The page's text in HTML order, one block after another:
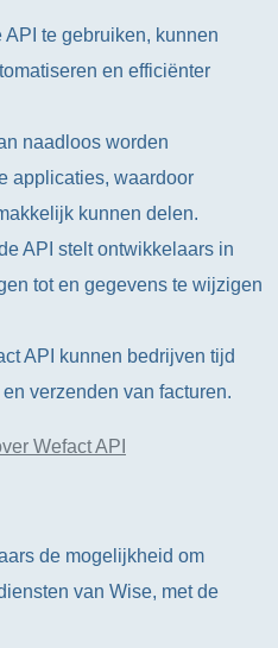
te gebruiken, kunnen
en efficiënter
naadloos worden
applicaties, waardoor
kunnen delen.
API stelt ontwikkelaars in
tot en gegevens te wijzigen
API kunnen bedrijven tijd
verzenden van facturen.
Wefact API
de mogelijkheid om
van Wise, met de